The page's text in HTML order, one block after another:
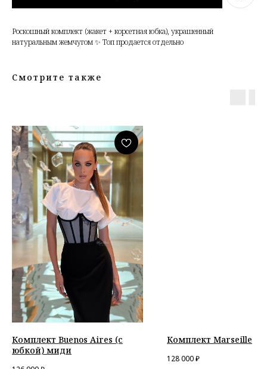
Роскошный комплект (жакет + корсетная юбка), украшенный
натуральным жемчугом ✨ Топ продается отдельно
Смотрите также
Комплект Buenos Aires (с
юбкой) миди
Комплект Marseille
128 000₽